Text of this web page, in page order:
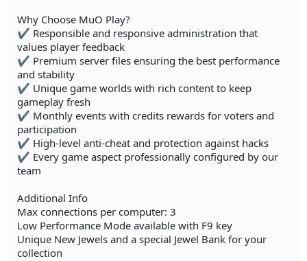
Why Choose MuO Play?
✔ Responsible and responsive administration that
values player feedback
✔ Premium server files ensuring the best performance
and stability
✔ Unique game worlds with rich content to keep
gameplay fresh
✔ Monthly events with credits rewards for voters and
participation
✔ High-level anti-cheat and protection against hacks
✔ Every game aspect professionally configured by our
team
Additional Info
Max connections per computer: 3
Low Performance Mode available with F9 key
Unique New Jewels and a special Jewel Bank for your
collection